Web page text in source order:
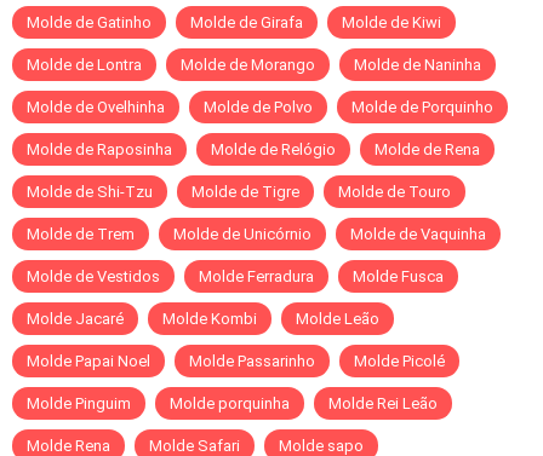
Molde de Gatinho Molde de Girafa Molde de Kiwi
Molde de Lontra Molde de Morango Molde de Naninha
Molde de Ovelhinha Molde de Polvo Molde de Porquinho
Molde de Raposinha Molde de Relógio Molde de Rena
Molde de Shi-Tzu Molde de Tigre Molde de Touro
Molde de Trem Molde de Unicórnio Molde de Vaquinha
Molde de Vestidos Molde Ferradura Molde Fusca
Molde Jacaré Molde Kombi Molde Leão
Molde Papai Noel Molde Passarinho Molde Picolé
Molde Pinguim Molde porquinha Molde Rei Leão
Molde Rena Molde Safari Molde sapo